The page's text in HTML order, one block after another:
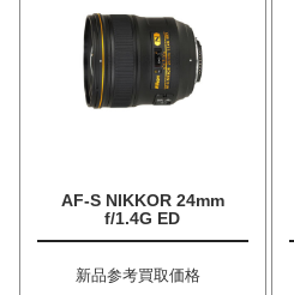
AF-S NIKKOR 24mm
f/1.4G ED
新品参考買取価格